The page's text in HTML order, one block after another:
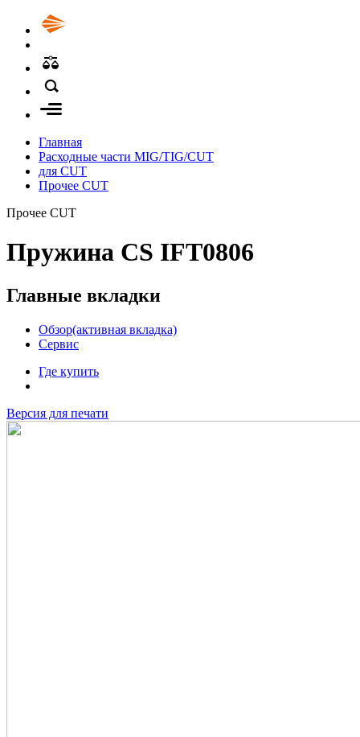
Главная
Расходные части MIG/TIG/CUT
для CUT
Прочее CUT
Прочее CUT
Пружина CS IFT0806
Главные вкладки
Обзор(активная вкладка)
Сервис
Где купить
Версия для печати